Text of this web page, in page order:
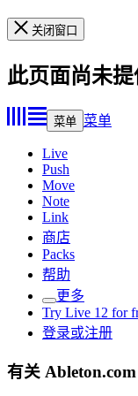
关闭窗口
此页面尚未
菜单 菜单
Live
Push
Move
Note
Link
商店
Packs
帮助
更多
Try Live 12 for
登录或注册
有关 Ableton.com